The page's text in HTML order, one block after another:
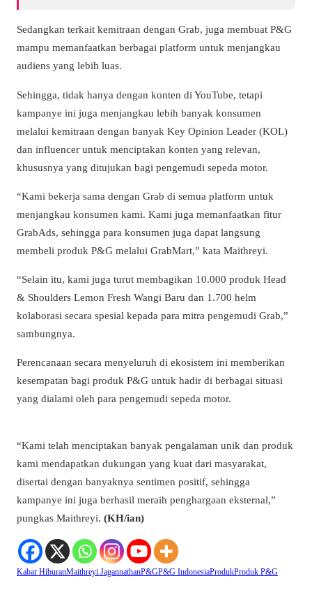
Sedangkan terkait kemitraan dengan Grab, juga membuat P&G
mampu memanfaatkan berbagai platform untuk menjangkau
audiens yang lebih luas.
Sehingga, tidak hanya dengan konten di YouTube, tetapi
kampanye ini juga menjangkau lebih banyak konsumen
melalui kemitraan dengan banyak Key Opinion Leader (KOL)
dan influencer untuk menciptakan konten yang relevan,
khususnya yang ditujukan bagi pengemudi sepeda motor.
“Kami bekerja sama dengan Grab di semua platform untuk
menjangkau konsumen kami. Kami juga memanfaatkan fitur
GrabAds, sehingga para konsumen juga dapat langsung
membeli produk P&G melalui GrabMart,” kata Maithreyi.
“Selain itu, kami juga turut membagikan 10.000 produk Head
& Shoulders Lemon Fresh Wangi Baru dan 1.700 helm
kolaborasi secara spesial kepada para mitra pengemudi Grab,”
sambungnya.
Perencanaan secara menyeluruh di ekosistem ini memberikan
kesempatan bagi produk P&G untuk hadir di berbagai situasi
yang dialami oleh para pengemudi sepeda motor.
“Kami telah menciptakan banyak pengalaman unik dan produk
kami mendapatkan dukungan yang kuat dari masyarakat,
disertai dengan banyaknya sentimen positif, sehingga
kampanye ini juga berhasil meraih penghargaan eksternal,”
pungkas Maithreyi. (KH/ian)
Kabar HiburanMaithreyi JagannathanP&gP&g IndonesiaProdukProduk P&g